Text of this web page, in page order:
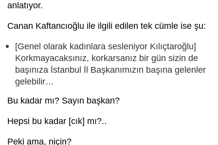
anlatıyor.
Canan Kaftancıoğlu ile ilgili edilen tek cümle ise şu:
[Genel olarak kadınlara sesleniyor Kılıçtaroğlu]
Korkmayacaksınız, korkarsanız bir gün sizin de
başınıza İstanbul İl Başkanımızın başına gelenler
gelebilir…
Bu kadar mı? Sayın başkan?
Hepsi bu kadar [cık] mı?..
Peki ama, niçin?